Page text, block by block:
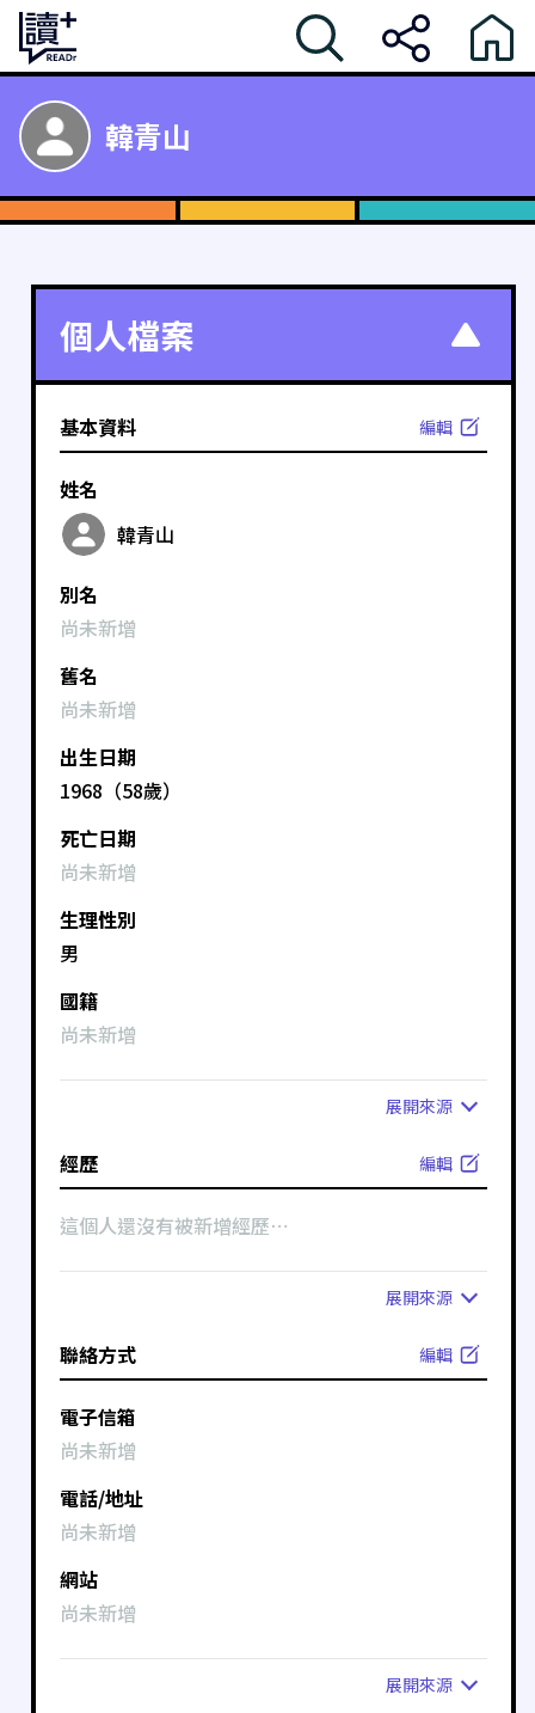
韓青山
個人檔案
基本資料 編輯
姓名
韓青山
別名
尚未新增
舊名
尚未新增
出生日期
1968（58歲）
死亡日期
尚未新增
生理性別
男
國籍
尚未新增
展開來源
經歷 編輯
這個人還沒有被新增經歷⋯
展開來源
聯絡方式 編輯
電子信箱
尚未新增
電話/地址
尚未新增
網站
尚未新增
展開來源